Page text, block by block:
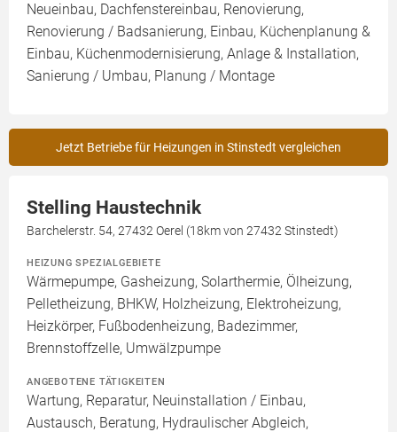
Neueinbau, Dachfenstereinbau, Renovierung,
Renovierung / Badsanierung, Einbau, Küchenplanung &
Einbau, Küchenmodernisierung, Anlage & Installation,
Sanierung / Umbau, Planung / Montage
Jetzt Betriebe für Heizungen in Stinstedt vergleichen
Stelling Haustechnik
Barchelerstr. 54, 27432 Oerel (18km von 27432 Stinstedt)
HEIZUNG SPEZIALGEBIETE
Wärmepumpe, Gasheizung, Solarthermie, Ölheizung,
Pelletheizung, BHKW, Holzheizung, Elektroheizung,
Heizkörper, Fußbodenheizung, Badezimmer,
Brennstoffzelle, Umwälzpumpe
ANGEBOTENE TÄTIGKEITEN
Wartung, Reparatur, Neuinstallation / Einbau,
Austausch, Beratung, Hydraulischer Abgleich,